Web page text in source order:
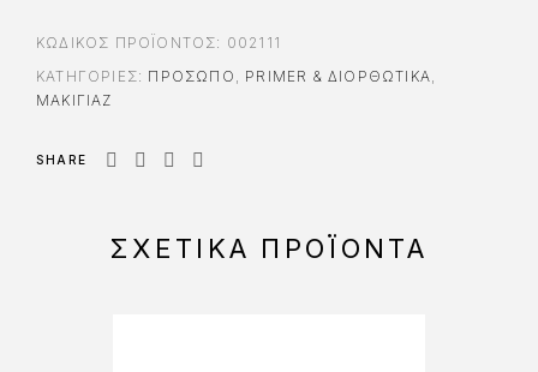
ΚΩΔΙΚΌΣ ΠΡΟΪΌΝΤΟΣ: 002111
ΚΑΤΗΓΟΡΊΕΣ: ΠΡΌΣΩΠΟ PRIMER & ΔΙΟΡΘΩΤΙΚΆ
ΜΑΚΙΓΙΑΖ
SHARE
ΣΧΕΤΙΚΆ ΠΡΟΪΌΝΤΑ